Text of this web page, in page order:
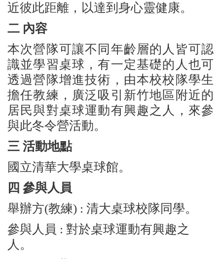
近彼此距離，以達到身心靈健康。
二 內容
本次營隊可讓不同年齡層的人皆可認
識並學習桌球，有一定基礎的人也可
透過營隊增進技術，由本校校隊學生
擔任教練，廣泛吸引新竹地區附近的
居民與對桌球運動有興趣之人，來參
與此冬令營活動。
三 活動地點
國立清華大學桌球館。
四 參與人員
舉辦方(教練) : 清大桌球校隊同學。
參與人員 : 對於桌球運動有興趣之
人。